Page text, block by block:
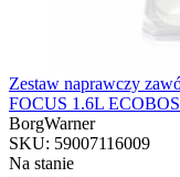
Zestaw naprawczy
FOCUS 1.6L
BorgWarner
SKU: 59007116009
Na stanie